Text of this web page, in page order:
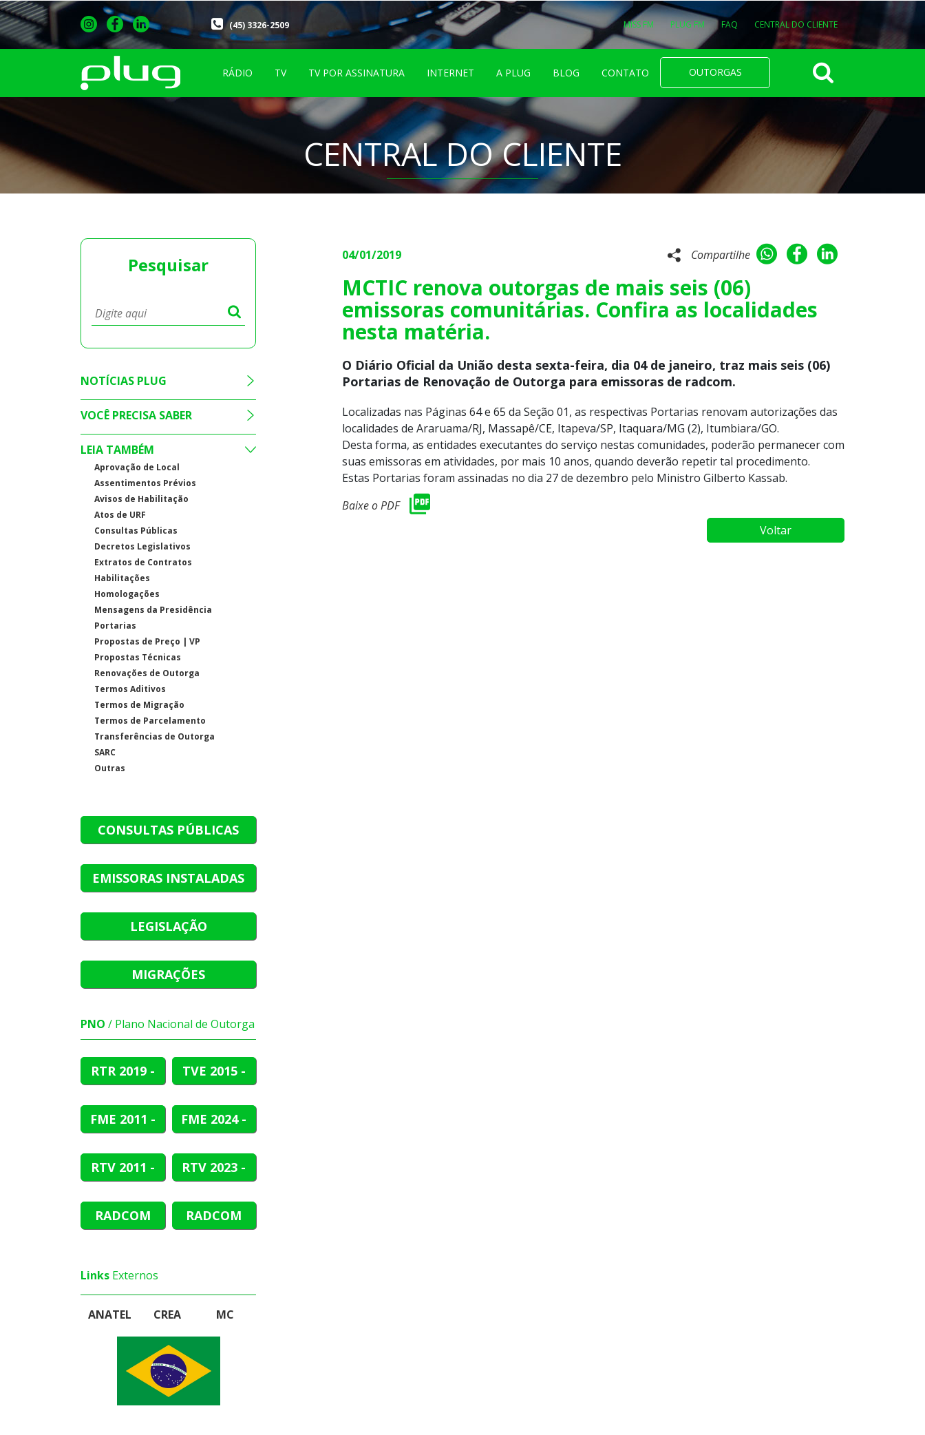
(45) 3326-2509 MISS FM PLUG FM FAQ CENTRAL DO CLIENTE
RÁDIO TV TV POR ASSINATURA INTERNET A PLUG BLOG CONTATO OUTORGAS
CENTRAL DO CLIENTE
Pesquisar
NOTÍCIAS PLUG
VOCÊ PRECISA SABER
LEIA TAMBÉM
Aprovação de Local
Assentimentos Prévios
Avisos de Habilitação
Atos de URF
Consultas Públicas
Decretos Legislativos
Extratos de Contratos
Habilitações
Homologações
Mensagens da Presidência
Portarias
Propostas de Preço | VP
Propostas Técnicas
Renovações de Outorga
Termos Aditivos
Termos de Migração
Termos de Parcelamento
Transferências de Outorga
SARC
Outras
CONSULTAS PÚBLICAS
EMISSORAS INSTALADAS
LEGISLAÇÃO
MIGRAÇÕES
PNO / Plano Nacional de Outorga
RTR 2019 -
2021
TVE 2015 -
2019
FME 2011 -
2019
FME 2024 -
2026
RTV 2011 -
2012
RTV 2023 -
2025
RADCOM
2011 - 2022
RADCOM
2024 - 2025
Links Externos
ANATEL CREA MC
04/01/2019 Compartilhe
MCTIC renova outorgas de mais seis (06)
emissoras comunitárias. Confira as localidades
nesta matéria.
O Diário Oficial da União desta sexta-feira, dia 04 de janeiro, traz mais seis (06)
Portarias de Renovação de Outorga para emissoras de radcom.
Localizadas nas Páginas 64 e 65 da Seção 01, as respectivas Portarias renovam autorizações das
localidades de Araruama/RJ, Massapê/CE, Itapeva/SP, Itaquara/MG (2), Itumbiara/GO.
Desta forma, as entidades executantes do serviço nestas comunidades, poderão permanecer com
suas emissoras em atividades, por mais 10 anos, quando deverão repetir tal procedimento.
Estas Portarias foram assinadas no dia 27 de dezembro pelo Ministro Gilberto Kassab.
Baixe o PDF
Voltar